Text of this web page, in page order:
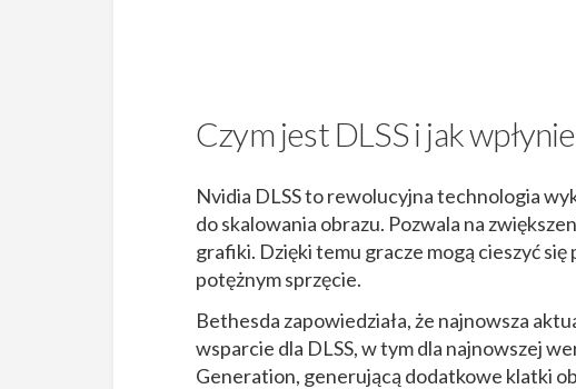
Czym jest DLSS i jak
Nvidia DLSS to rewolucyjna technologia
do skalowania obrazu. Pozwala na
grafiki. Dzięki temu gracze mogą cieszyć
potężnym sprzęcie.
Bethesda zapowiedziała, że najnowsza
wsparcie dla DLSS, w tym dla najnowszej
Generation, generującą dodatkowe klatki